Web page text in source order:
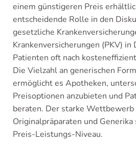
einem günstigeren Preis
entscheidende Rolle in den
gesetzliche
Krankenversicherungen (PKV) in
Patienten oft nach
Die Vielzahl an generischen
ermöglicht es Apotheken,
Preisoptionen anzubieten und
beraten. Der starke Wettbewerb
Originalpräparaten und
Preis-Leistungs-Niveau.